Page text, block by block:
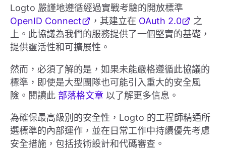
Logto 嚴謹地遵循經過實戰考驗的開放標準
OpenID Connect
，其建立在 OAuth 2.0
之
上。此協議為我們的服務提供了一個堅實的基礎，
提供靈活性和可擴展性。
然而，必須了解的是，如果未能嚴格遵循此協議的
標準，即使是大型團隊也可能引入重大的安全風
險。閱讀此 部落格文章 以了解更多信息。
為確保最高級別的安全性，Logto 的工程師精通所
選標準的內部運作，並在日常工作中持續優先考慮
安全措施，包括技術設計和代碼審查。